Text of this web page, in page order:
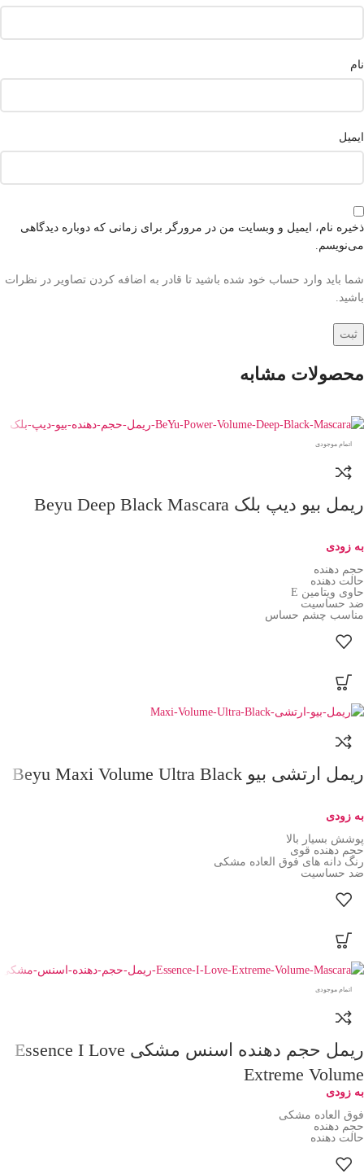
نام
ایمیل
ذخیره نام، ایمیل و وبسایت من در مرورگر برای زمانی که دوباره دیدگاهی
می‌نویسم.
شما باید وارد حساب خود شده باشید تا قادر به اضافه کردن تصاویر در نظرات
باشید.
محصولات مشابه
اتمام موجودی
ریمل بیو دیپ بلک Beyu Deep Black Mascara
به زودی
حجم دهنده
حالت دهنده
حاوی ویتامین E
ضد حساسیت
مناسب چشم حساس
ریمل ارتشی بیو Beyu Maxi Volume Ultra Black
به زودی
پوشش بسیار بالا
حجم دهنده قوی
رنگ دانه های فوق العاده مشکی
ضد حساسیت
اتمام موجودی
ریمل حجم دهنده اسنس مشکی Essence I Love
Extreme Volume
به زودی
فوق العاده مشکی
حجم دهنده
حالت دهنده